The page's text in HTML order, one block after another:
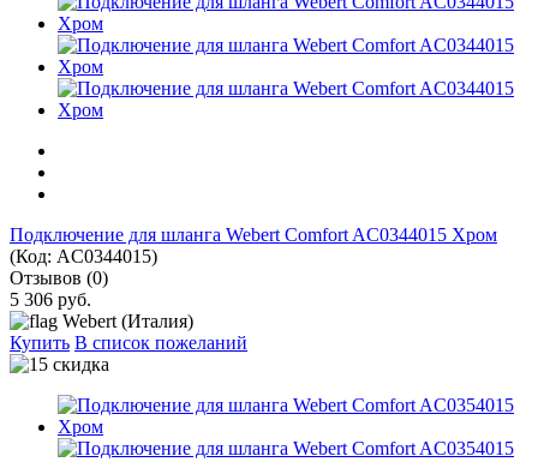
Подключение для шланга Webert Comfort AC0344015 Хром
(Код: AC0344015)
Отзывов (0)
5 306 руб.
Webert (Италия)
Купить В список пожеланий